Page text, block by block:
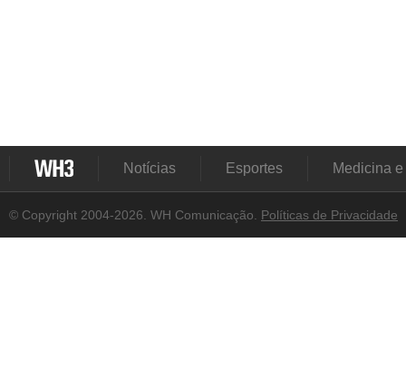
Notícias Esportes Medicina
© Copyright 2004-2026. WH Comunicação. Políticas de Privacidade